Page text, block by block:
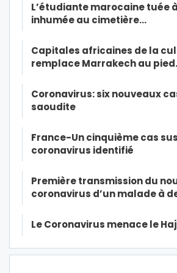
L’étudiante marocaine tuée
inhumée au cimetière…
Capitales africaines de la
remplace Marrakech au
Coronavirus: six nouveaux
saoudite
France-Un cinquième cas
coronavirus identifié
Première transmission du
coronavirus d’un malade à
Le Coronavirus menace le Haj